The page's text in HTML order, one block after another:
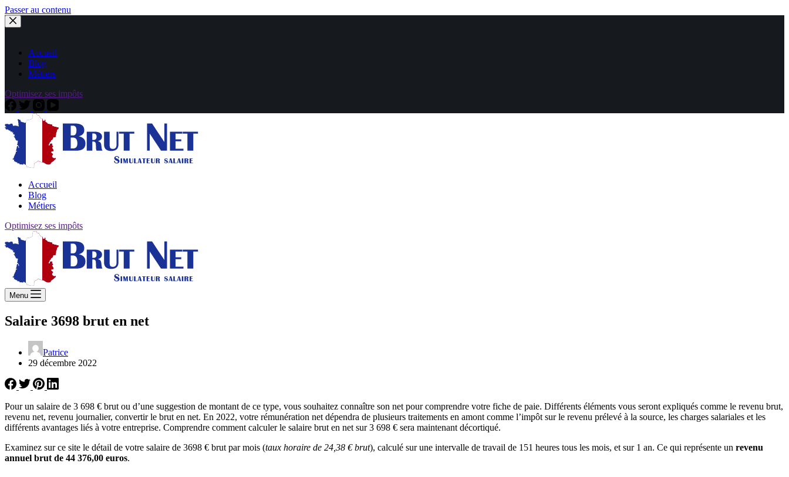
Passer au contenu
Accueil
Blog
Métiers
Optimisez ses impôts
Accueil
Blog
Métiers
Optimisez ses impôts
Menu
Salaire 3698 brut en net
Patrice
29 décembre 2022
Pour un salaire de 3 698 € brut ou d’une suggestion de montant de ce type, vous souhaitez connaître son net pour comprendre votre fiche de paie. Différents éléments vous seront expliqués comme le revenu brut,
revenu net, revenu journalier, convertir le brut en net. En 2022, votre rémunération net dépendra de plusieurs traitements en amont comme l’impôt sur le revenu prélevé à la source, les charges salariales et les
différents avantages liés à votre entreprise. Comprendre comment calculer le salaire brut en net sur 3 698 € sera maintenant décortiqué.
Examinez sur ce site le détail de votre salaire de 3698 € brut par mois (taux horaire de 24,38 € brut), calculé sur une intervalle de travail de 151 heures tous les mois, et sur 1 an. Ce qui représente un revenu
annuel brut de 44 376,00 euros.